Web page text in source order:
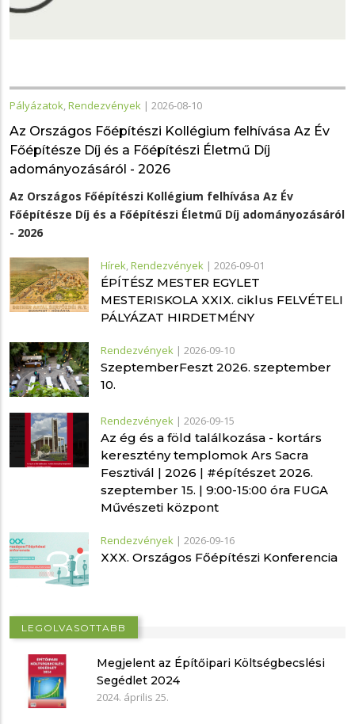
Pályázatok,Rendezvények | 2026-08-10
Az Országos Főépítészi Kollégium felhívása Az Év
Főépítésze Díj és a Főépítészi Életmű Díj
adományozásáról - 2026
Az Országos Főépítészi Kollégium felhívása Az Év
Főépítésze Díj és a Főépítészi Életmű Díj adományozásáról
- 2026
Hírek,Rendezvények | 2026-09-01
ÉPÍTÉSZ MESTER EGYLET
MESTERISKOLA XXIX. ciklus FELVÉTELI
PÁLYÁZAT HIRDETMÉNY
Rendezvények | 2026-09-10
SzeptemberFeszt 2026. szeptember
10.
Rendezvények | 2026-09-15
Az ég és a föld találkozása - kortárs
keresztény templomok Ars Sacra
Fesztivál | 2026 | #építészet 2026.
szeptember 15. | 9:00-15:00 óra FUGA
Művészeti központ
Rendezvények | 2026-09-16
XXX. Országos Főépítészi Konferencia
LEGOLVASOTTABB
Megjelent az Építőipari Költségbecslési
Segédlet 2024
2024. április 25.